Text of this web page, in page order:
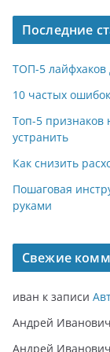
Последние
ТОП-5 лайфхаков
10 частых
Топ-5 признаков
устранить
Как снизить
Пошаговая
руками
Свежие
иван к записи
Андрей Иванович
Андрей Иванович